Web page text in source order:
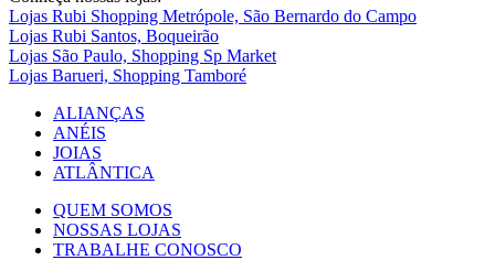
Lojas Rubi Shopping Metrópole, São Bernardo do Campo
Lojas Rubi Santos, Boqueirão
Lojas São Paulo, Shopping Sp Market
Lojas Barueri, Shopping Tamboré
ALIANÇAS
ANÉIS
JOIAS
ATLÂNTICA
QUEM SOMOS
NOSSAS LOJAS
TRABALHE CONOSCO